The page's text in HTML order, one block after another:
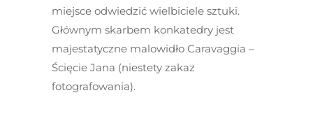
miejsce odwiedzić wielbiciele sztuki.
Głównym skarbem konkatedry jest
majestatyczne malowidło Caravaggia –
Ścięcie Jana (niestety zakaz
fotografowania).